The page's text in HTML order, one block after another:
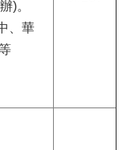
)。
、華